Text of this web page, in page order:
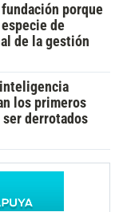
porque
de
de la gestión
los primeros
derrotados